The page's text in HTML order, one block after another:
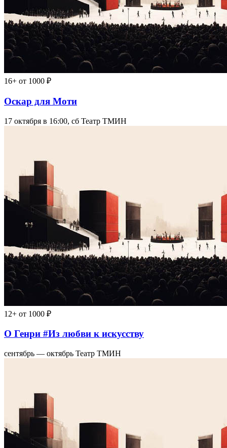
16+ от 1000 ₽
Оскар для Моти
17 октября в 16:00, сб Театр ТМИН
12+ от 1000 ₽
О Генри #Из любви к искусству
сентябрь — октябрь Театр ТМИН